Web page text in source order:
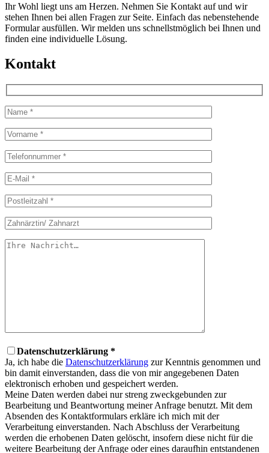
Ihr Wohl liegt uns am Herzen. Nehmen Sie Kontakt auf und wir
stehen Ihnen bei allen Fragen zur Seite. Einfach das nebenstehende
Formular ausfüllen. Wir melden uns schnellstmöglich bei Ihnen und
finden eine individuelle Lösung.
Kontakt
Datenschutzerklärung *
Ja, ich habe die Datenschutzerklärung zur Kenntnis genommen und
bin damit einverstanden, dass die von mir angegebenen Daten
elektronisch erhoben und gespeichert werden.
Meine Daten werden dabei nur streng zweckgebunden zur
Bearbeitung und Beantwortung meiner Anfrage benutzt. Mit dem
Absenden des Kontaktformulars erkläre ich mich mit der
Verarbeitung einverstanden. Nach Abschluss der Verarbeitung
werden die erhobenen Daten gelöscht, insofern diese nicht für die
weitere Bearbeitung der Anfrage oder eines daraufhin entstandenen